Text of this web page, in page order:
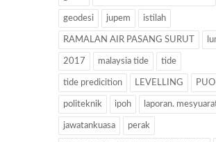
geodesi jupem istilah
RAMALAN AIR PASANG SURUT
2017 malaysia tide tide
tide predicition LEVELLING PUO
politeknik ipoh laporan.
jawatankuasa perak